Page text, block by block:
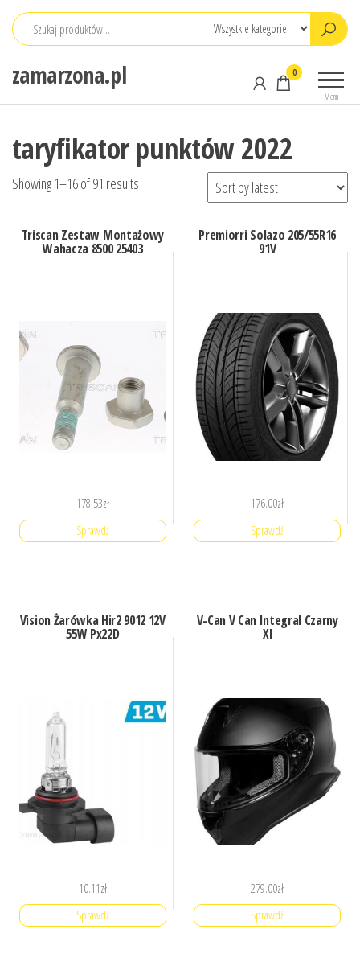
Przejdź
zamarzona.pl
Menu
0
taryfikator punktów 2022
Showing 1–16 of 91 results
Triscan Zestaw Montażowy
Wahacza 8500 25403
178.53zł
Sprawdź
Premiorri Solazo 205/55R16
91V
176.00zł
Sprawdź
Vision Żarówka Hir2 9012 12V
55W Px22D
10.11zł
Sprawdź
V-Can V Can Integral Czarny
Xl
279.00zł
Sprawdź